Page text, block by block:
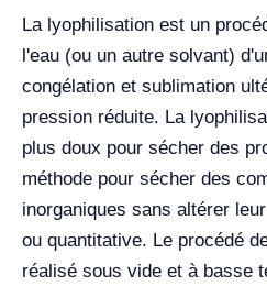
La lyophilisation est un
l'eau (ou un autre solvant)
congélation et sublimation
pression réduite. La
plus doux pour sécher des
méthode pour sécher des
inorganiques sans altérer
ou quantitative. Le procédé
réalisé sous vide et à basse